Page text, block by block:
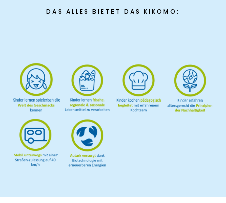
DAS ALLES BIETET DAS KIKOMO: